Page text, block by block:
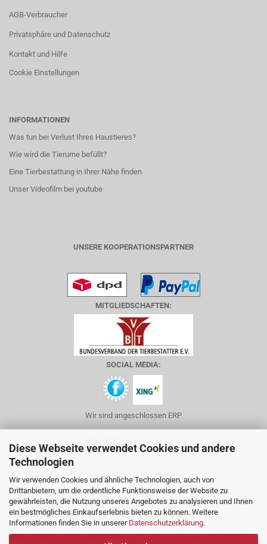
Diese Webseite verwendet Cookies und andere
Technologien
Wir verwenden Cookies und ähnliche Technologien, auch von
Drittanbietern, um die ordentliche Funktionsweise der Website zu
gewährleisten, die Nutzung unseres Angebotes zu analysieren und Ihnen
ein bestmögliches Einkaufserlebnis bieten zu können. Weitere
Informationen finden Sie in unserer Datenschutzerklärung.
AGB-Verbraucher
Privatsphäre und Datenschutz
Kontakt und Hilfe
Cookie Einstellungen
INFORMATIONEN
Was tun bei Verlust Ihres Haustieres?
Wie wird die Tierurne befüllt?
Eine Tierbestattung in Ihrer Nähe finden
Unser Videofilm bei youtube
UNSERE KOOPERATIONSPARTNER
MITGLIEDSCHAFTEN:
SOCIAL MEDIA:
Wir sind angeschlossen ERP
ÜBER UNS
Inhaberin: Frau Petra Staadt
Gründungsjahr: 2011
Exklusiv-Handel mit Qualitätsprodukten für ein würdevolles Andenken an